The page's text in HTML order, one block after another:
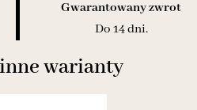
Gwarantowany zwrot
Do 14 dni.
warianty